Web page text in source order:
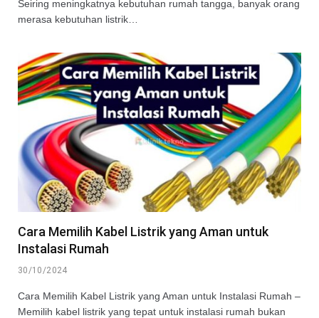
Seiring meningkatnya kebutuhan rumah tangga, banyak orang
merasa kebutuhan listrik…
Cara Memilih Kabel Listrik yang Aman untuk
Instalasi Rumah
30/10/2024
Cara Memilih Kabel Listrik yang Aman untuk Instalasi Rumah –
Memilih kabel listrik yang tepat untuk instalasi rumah bukan